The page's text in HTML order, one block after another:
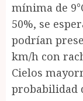
mínima de
50%, se
podrían
km/h con
Cielos
probabilidad